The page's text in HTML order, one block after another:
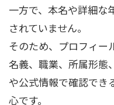
一方で、本名や詳細な
されていません。
そのため、プロフィー
名義、職業、所属形態
や公式情報で確認でき
心です。